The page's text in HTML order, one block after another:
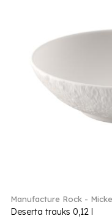
Manufacture Rock -
Deserta trauks 0,12 l